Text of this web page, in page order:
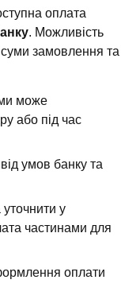
оплата
. Можливість
замовлення та
може
або під час
умов банку та
у
частинами для
оплати